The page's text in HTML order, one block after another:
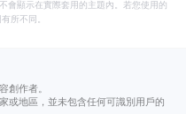
會顯示在實際套用的主題內。若您使用的
所不同。
創作者。
或地區，並未包含任何可識別用戶的